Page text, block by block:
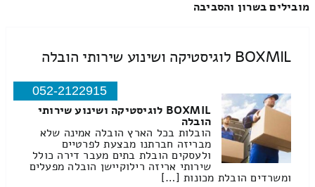
מובילים בשרון והסביבה
BOXMIL לוגיסטיקה ושינוע שירותי הובלה
052-2122915
BOXMIL לוגיסטיקה ושינוע שירותי
הובלה
הובלות בכל הארץ הובלה אמינה שלא
מבריזה חברתנו מבצעת לפרטיים
ולעסקים הובלת בתים מעבר דירה כולל
שירותי אריזה רילוקיישן הובלה מפעלים
ומשרדים הובלת מכונות […]